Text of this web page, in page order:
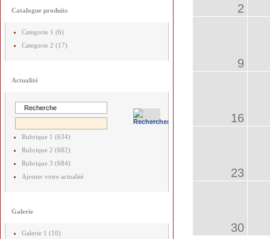
Catalogue produits
Categorie 1 (6)
Categorie 2 (17)
Actualité
Rubrique 1 (634)
Rubrique 2 (682)
Rubrique 3 (684)
Ajouter votre actualité
Galerie
Galerie 1 (10)
2
9
16
23
30